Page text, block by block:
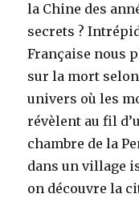
la Chine des
secrets ?
Française nous
sur la mort
univers où les
révèlent au fil
chambre de la
dans un village
on découvre la